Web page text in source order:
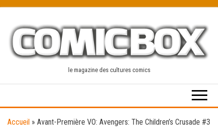
content
le magazine des cultures comics
Accueil » Avant-Première VO: Avengers: The Children’s Crusade #3